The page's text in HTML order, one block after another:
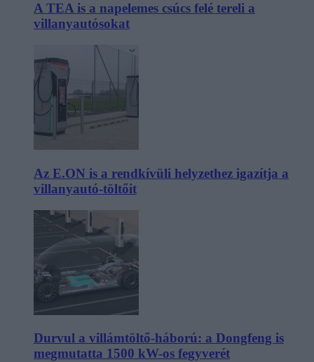
A TEA is a napelemes csúcs felé tereli a
villanyautósokat
Az E.ON is a rendkívüli helyzethez igazítja a
villanyautó-töltőit
Durvul a villámtöltő-háború: a Dongfeng is
megmutatta 1500 kW-os fegyverét